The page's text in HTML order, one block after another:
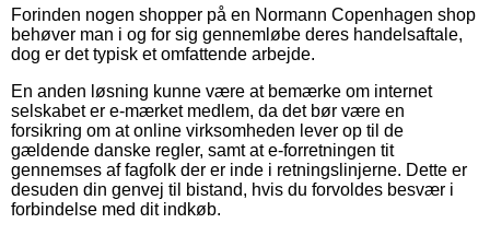
Forinden nogen shopper på en Normann Copenhagen shop
behøver man i og for sig gennemløbe deres handelsaftale,
dog er det typisk et omfattende arbejde.
En anden løsning kunne være at bemærke om internet
selskabet er e-mærket medlem, da det bør være en
forsikring om at online virksomheden lever op til de
gældende danske regler, samt at e-forretningen tit
gennemses af fagfolk der er inde i retningslinjerne. Dette er
desuden din genvej til bistand, hvis du forvoldes besvær i
forbindelse med dit indkøb.